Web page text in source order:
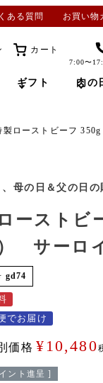
ある質問 お買い物
カート
7:00〜
ギフト 肉の
製ローストビーフ
母の日＆父の日の
ーストビ
サーロ
gd74
でお届け
価格 ¥ 10,480
ント進呈 ]